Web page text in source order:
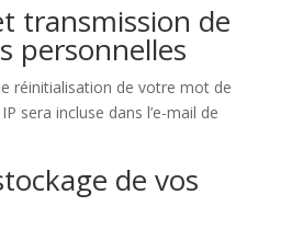
transmission de
personnelles
réinitialisation de votre mot de
sera incluse dans l’e-mail de
de vos